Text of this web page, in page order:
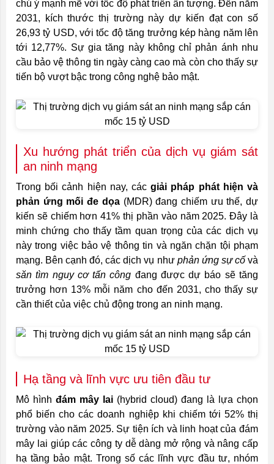
chú ý mạnh mẽ với tốc độ phát triển ấn tượng. Đến năm
2031, kích thước thị trường này dự kiến đạt con số
26,93 tỷ USD, với tốc độ tăng trưởng kép hàng năm lên
tới 12,77%. Sự gia tăng này không chỉ phản ánh nhu
cầu bảo vệ thông tin ngày càng cao mà còn cho thấy sự
tiến bộ vượt bậc trong công nghệ bảo mật.
Xu hướng phát triển của dịch vụ giám sát
an ninh mạng
Trong bối cảnh hiện nay, cácgiải pháp phát hiện và
phản ứng mối đe dọa(MDR) đang chiếm ưu thế, dự
kiến sẽ chiếm hơn 41% thị phần vào năm 2025. Đây là
minh chứng cho thấy tầm quan trọng của các dịch vụ
này trong việc bảo vệ thông tin và ngăn chặn tội phạm
mạng. Bên cạnh đó, các dịch vụ như phản ứng sự cốvà
săn tìm nguy cơ tấn công đang được dự báo sẽ tăng
trưởng hơn 13% mỗi năm cho đến 2031, cho thấy sự
cần thiết của việc chủ động trong an ninh mạng.
Hạ tầng và lĩnh vực ưu tiên đầu tư
Mô hình đám mây lai (hybrid cloud) đang là lựa chọn
phổ biến cho các doanh nghiệp khi chiếm tới 52% thị
trường vào năm 2025. Sự tiện ích và linh hoạt của đám
mây lai giúp các công ty dễ dàng mở rộng và nâng cấp
hạ tầng bảo mật. Trong số các lĩnh vực đầu tư, nhóm